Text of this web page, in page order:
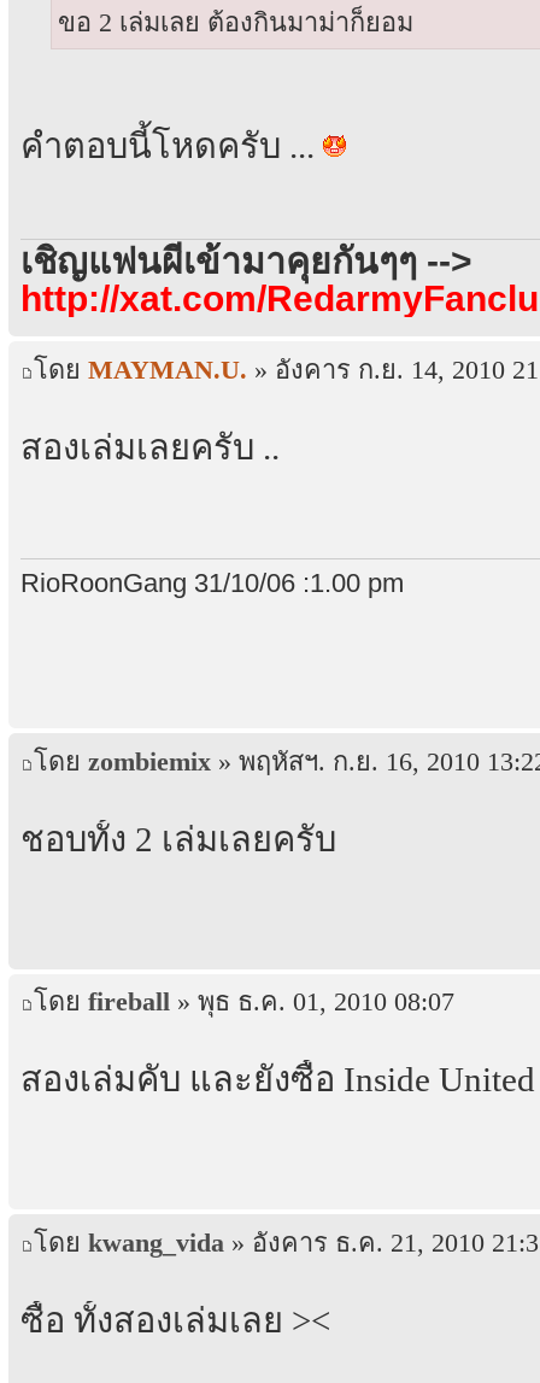
ขอ 2 เล่มเลย ต้องกินมาม่าก็ยอม
คำตอบนี้โหดครับ ...
เชิญแฟนผีเข้ามาคุยกันๆๆ -->
http://xat.com/
โดย MAYMAN.U. » อังคาร ก.ย. 14, 2010
สองเล่มเลยครับ ..
RioRoonGang 31/10/06 :1.00 pm
โดย zombiemix » พฤหัสฯ. ก.ย. 16, 2010
ชอบทั้ง 2 เล่มเลยครับ
โดย fireball » พุธ ธ.ค. 01, 2010 08:07
สองเล่มคับ และยังซื้อ Inside
โดย kwang_vida » อังคาร ธ.ค. 21, 2010
ซื้อ ทั้งสองเล่มเลย ><